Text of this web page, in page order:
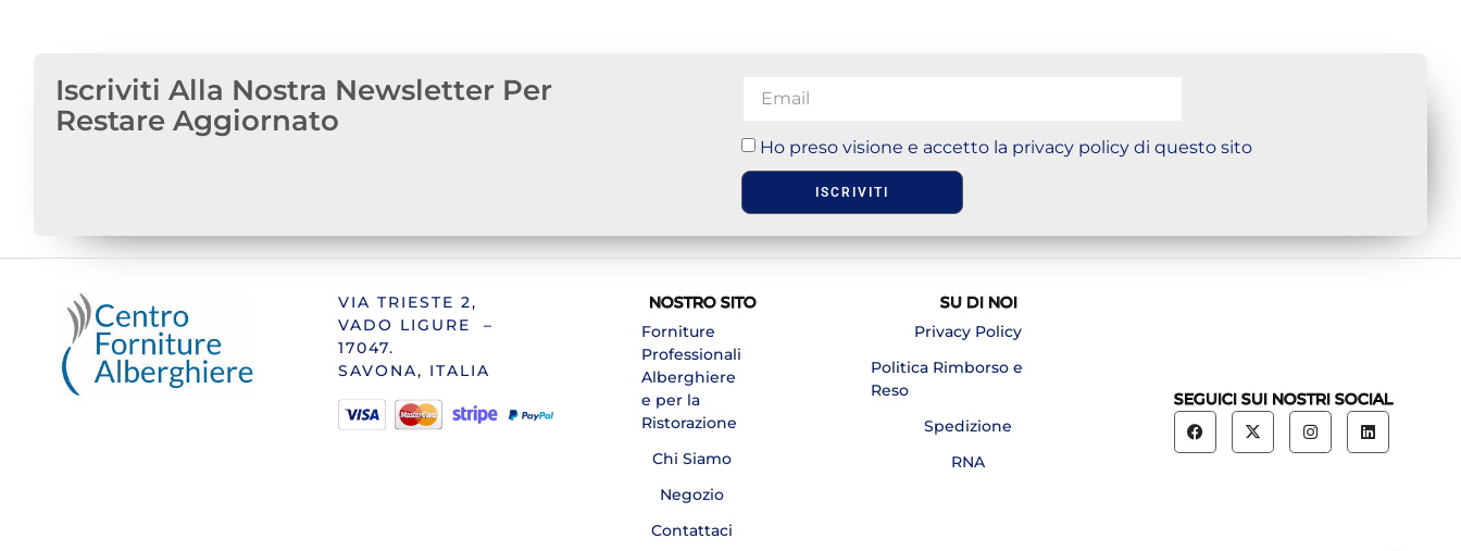
Iscriviti Alla Nostra Newsletter Per
Restare Aggiornato
Ho preso visione e accetto la privacy policy di questo sito
ISCRIVITI
VIA TRIESTE 2,
VADO LIGURE –
17047.
SAVONA, ITALIA
NOSTRO SITO
Forniture
Professionali
Alberghiere
e per la
Ristorazione
Chi Siamo
Negozio
Contattaci
SU DI NOI
Privacy Policy
Politica Rimborso e
Reso
Spedizione
RNA
SEGUICI SUI NOSTRI SOCIAL